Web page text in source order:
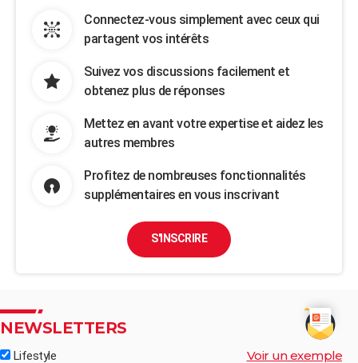
Connectez-vous simplement avec ceux qui
partagent vos intérêts
Suivez vos discussions facilement et
obtenez plus de réponses
Mettez en avant votre expertise et aidez les
autres membres
Profitez de nombreuses fonctionnalités
supplémentaires en vous inscrivant
S'INSCRIRE
NEWSLETTERS
Lifestyle Voir un exemple